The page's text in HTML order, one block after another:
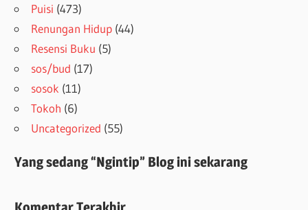
Puisi (473)
Renungan Hidup (44)
Resensi Buku (5)
sos/bud (17)
sosok (11)
Tokoh (6)
Uncategorized (55)
Yang sedang “Ngintip” Blog ini sekarang